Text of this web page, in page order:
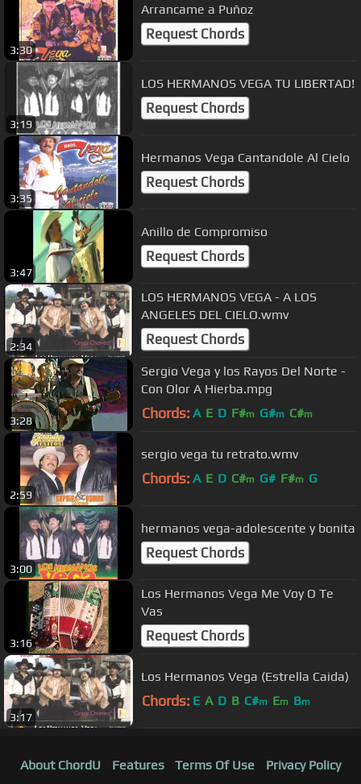
3:30
Arrancame a Puñoz
Request Chords
3:19
LOS HERMANOS VEGA TU LIBERTAD!
Request Chords
3:35
Hermanos Vega Cantandole Al Cielo
Request Chords
3:47
Anillo de Compromiso
Request Chords
2:34
LOS HERMANOS VEGA - A LOS
ANGELES DEL CIELO.wmv
Request Chords
3:28
Sergio Vega y los Rayos Del Norte -
Con Olor A Hierba.mpg
Chords: A E D F#m G#m C#m
2:59
sergio vega tu retrato.wmv
Chords: A E D C#m G# F#m G
3:00
hermanos vega-adolescente y bonita
Request Chords
3:16
Los Hermanos Vega Me Voy O Te
Vas
Request Chords
3:17
Los Hermanos Vega (Estrella Caida)
Chords: E A D B C#m Em Bm
About ChordU Features Terms Of Use Privacy Policy